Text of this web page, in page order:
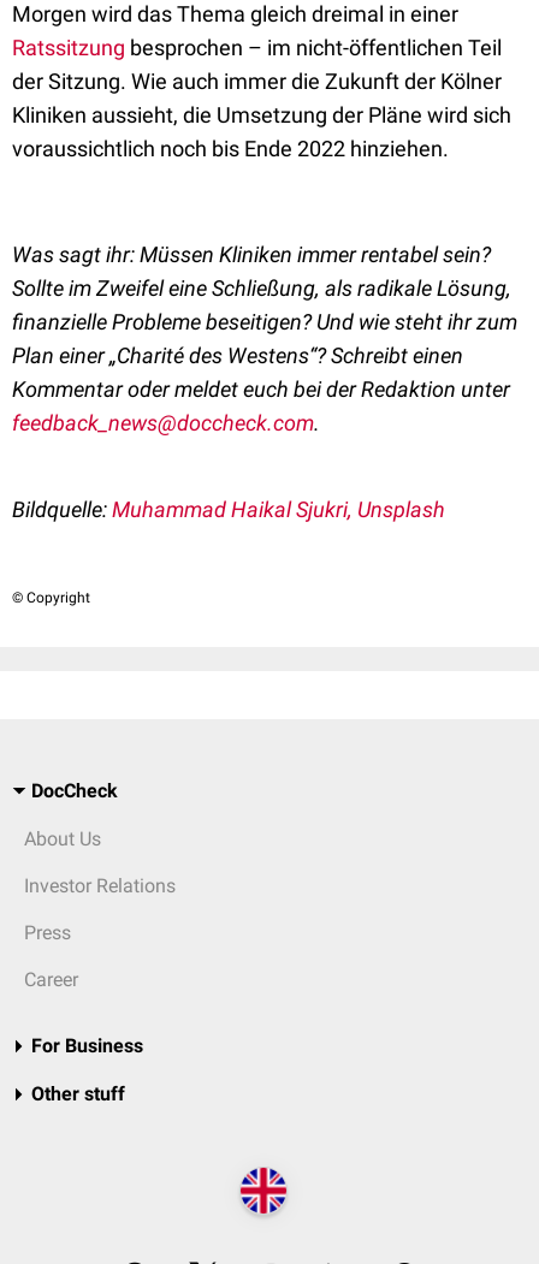
Morgen wird das Thema gleich dreimal in einer
Ratssitzung besprochen – im nicht-öffentlichen Teil
der Sitzung. Wie auch immer die Zukunft der Kölner
Kliniken aussieht, die Umsetzung der Pläne wird sich
voraussichtlich noch bis Ende 2022 hinziehen.
Was sagt ihr: Müssen Kliniken immer rentabel sein?
Sollte im Zweifel eine Schließung, als radikale Lösung,
finanzielle Probleme beseitigen? Und wie steht ihr zum
Plan einer „Charité des Westens“? Schreibt einen
Kommentar oder meldet euch bei der Redaktion unter
feedback_news@doccheck.com.
Bildquelle:Muhammad Haikal Sjukri, Unsplash
© Copyright
DocCheck
About Us
Investor Relations
Press
Career
For Business
Other stuff